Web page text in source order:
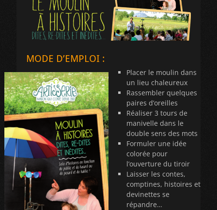
MODE D’EMPLOI :
Placer le moulin dans
un lieu chaleureux
Rassembler quelques
paires d’oreilles
Réaliser 3 tours de
manivelle dans le
double sens des mots
Formuler une idée
colorée pour
l’ouverture du tiroir
Laisser les contes,
comptines, histoires et
devinettes se
répandre…